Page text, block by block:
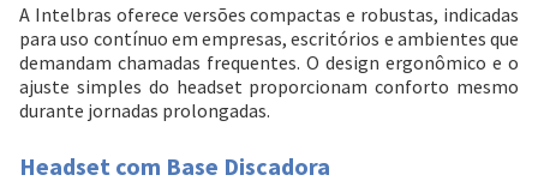
A Intelbras oferece versões compactas e robustas, indicadas
para uso contínuo em empresas, escritórios e ambientes que
demandam chamadas frequentes. O design ergonômico e o
ajuste simples do headset proporcionam conforto mesmo
durante jornadas prolongadas.
Headset com Base Discadora